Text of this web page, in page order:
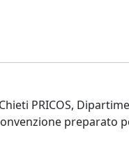
PRICOS,
preparato